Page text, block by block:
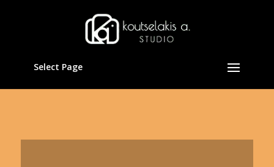
Select Page